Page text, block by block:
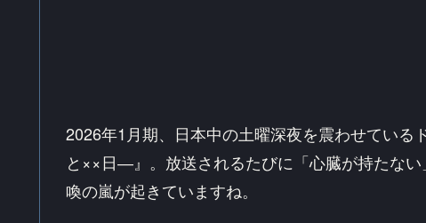
2026年1月期、日本中の土曜深夜を震わせてい
と××日―』。放送されるたびに「心臓が持たな
喚の嵐が起きていますね。